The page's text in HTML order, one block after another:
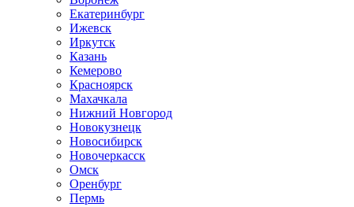
Екатеринбург
Ижевск
Иркутск
Казань
Кемерово
Красноярск
Махачкала
Нижний Новгород
Новокузнецк
Новосибирск
Новочеркаcск
Омск
Оренбург
Пермь